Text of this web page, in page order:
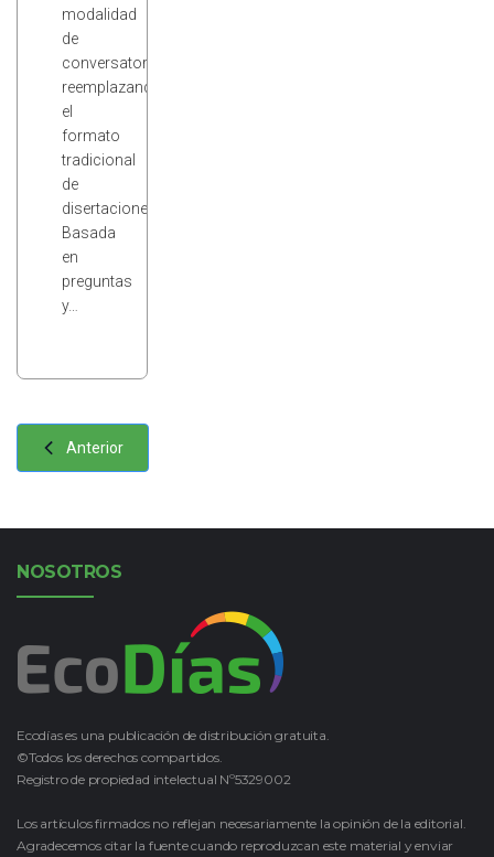
modalidad
de
conversatorio,
reemplazando
el
formato
tradicional
de
disertaciones.
Basada
en
preguntas
y…
Anterior
NOSOTROS
Ecodías es una publicación de distribución gratuita.
©Todos los derechos compartidos.
Registro de propiedad intelectual Nº5329002
Los artículos firmados no reflejan necesariamente la opinión de la editorial.
Agradecemos citar la fuente cuando reproduzcan este material y enviar